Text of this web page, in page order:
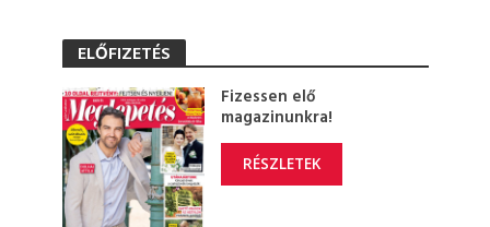
ELŐFIZETÉS
Fizessen elő
magazinunkra!
RÉSZLETEK